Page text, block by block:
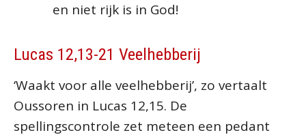
en niet rijk is in God!
Lucas 12,13-21 Veelhebberij
‘Waakt voor alle veelhebberij’, zo vertaalt
Oussoren in Lucas 12,15. De
spellingscontrole zet meteen een pedant